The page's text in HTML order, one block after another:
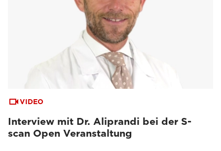
VIDEO
Interview mit Dr. Aliprandi bei der S-
scan Open Veranstaltung